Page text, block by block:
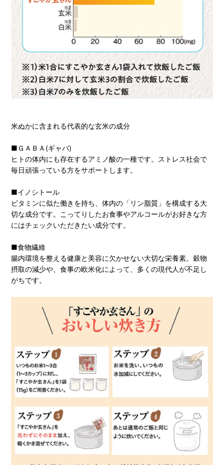
米ぬかに含まれる代表的な玄米の成分
■ＧＡＢＡ(ギャバ)
ヒトの体内にも存在するアミノ酸の一種です。ストレス社会で
毎日頑張っている方をサポートします。
■イノシトール
ビタミンに似た働きを持ち、体内の「リン脂質」を構成する大
切な成分です。こってりしたお食事やアルコールがお好きな方
にはチェックいただきたい成分です。
■食物繊維
腸内環境を整える健康と美容に欠かせない大切な栄養素。穀物
摂取の減少や、食事の欧米化によって、多くの現代人が不足し
がちです。